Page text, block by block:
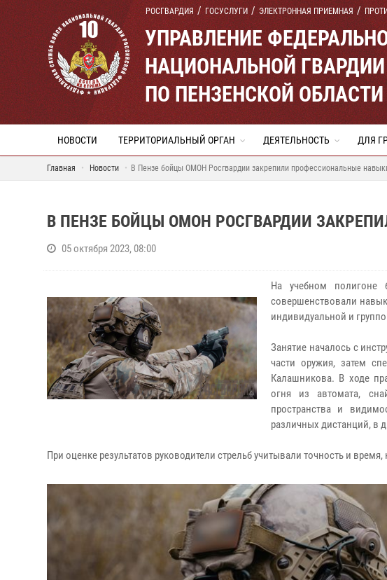
РОСГВАРДИЯ ГОСУСЛУГИ ЭЛЕКТРОННАЯ ПРИЕМНАЯ
УПРАВЛЕНИЕ
НАЦИОНАЛЬНОЙ
ПО ПЕНЗЕНСКОЙ ОБЛАСТИ
НОВОСТИ ТЕРРИТОРИАЛЬНЫЙ ОРГАН ДЕЯТЕЛЬНОСТЬ ДЛЯ
Главная Новости В Пензе бойцы ОМОН Росгвардии закрепили профессиональные
В ПЕНЗЕ БОЙЦЫ ОМОН РОСГВАРДИИ
05 октября 2023, 08:00
На учебном полигоне
совершенствовали
индивидуальной и
Занятие началось с
части оружия, затем
Калашникова. В ходе
огня из автомата,
пространства и
различных дистанций, в
При оценке результатов руководители стрельб учитывали точность и